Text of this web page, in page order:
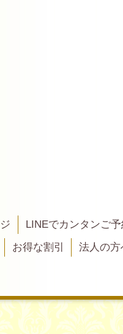
LINEでカンタンご
お得な割引 法人の方